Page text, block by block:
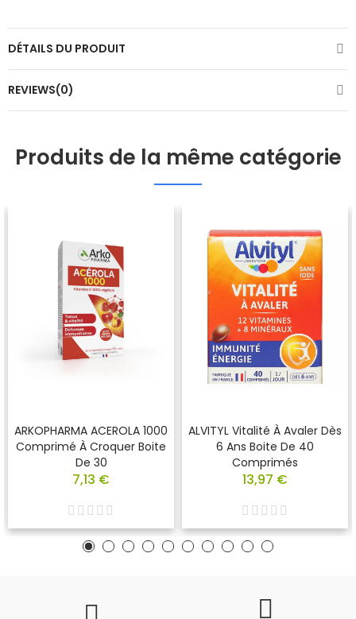
DÉTAILS DU PRODUIT
REVIEWS(0)
Produits de la même catégorie
ARKOPHARMA ACEROLA 1000
Comprimé À Croquer Boite
De 30
7,13 €
ALVITYL Vitalité À Avaler Dès
6 Ans Boite De 40
Comprimés
13,97 €